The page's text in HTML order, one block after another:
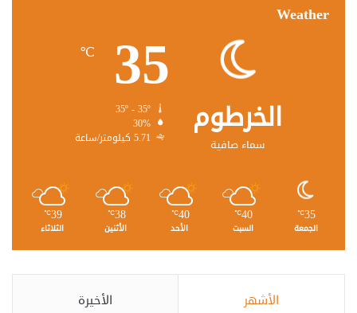
Weather
الخرطوم
سماء صافية
35
℃
30%
5.71 كيلومتر/ساعة
35
℃
الجمعة
40
℃
السبت
40
℃
الأحد
38
℃
الأثنين
39
℃
الثلاثاء
الأشهر الأخيرة